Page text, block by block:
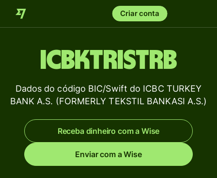
Criar conta
ICBKTRISTRB
Dados do código BIC/Swift do ICBC TURKEY
BANK A.S. (FORMERLY TEKSTIL BANKASI A.S.)
Receba dinheiro com a Wise
Enviar com a Wise